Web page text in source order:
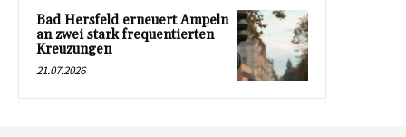
Bad Hersfeld erneuert Ampeln
an zwei stark frequentierten
Kreuzungen
21.07.2026